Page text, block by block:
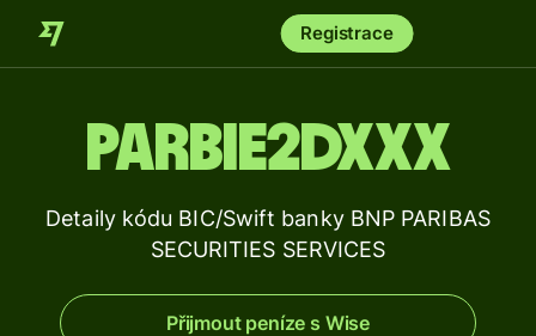
Registrace
PARBIE2DXXX
Detaily kódu BIC/Swift banky BNP PARIBAS
SECURITIES SERVICES
Přijmout peníze s Wise